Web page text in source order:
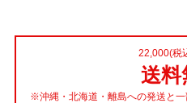
22,000(税
送料
※沖縄・北海道・離島への発送と